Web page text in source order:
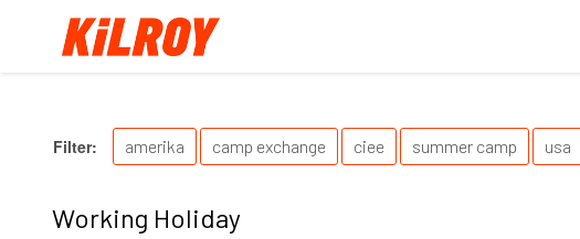
Filter: amerika camp exchange ciee summer camp usa
Working Holiday